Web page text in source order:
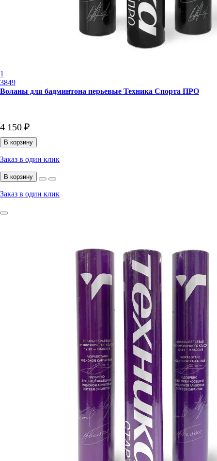
1
3849
Воланы для бадминтона перьевые Техника Спорта ПРО
4 150 ₽
В корзину
Заказ в один клик
В корзину
Заказ в один клик